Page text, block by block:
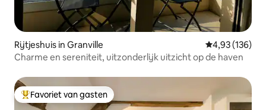
Rijtjeshuis in Granville Gemiddelde
4,93 (136)
Charme en sereniteit, uitzonderlijk uitzicht op de haven
Topfavoriet van gasten
Favoriet van gasten